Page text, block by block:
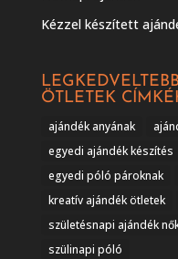
Kézzel készített
ÖTLETEK
ajándék anyának
egyedi ajándék készítés
egyedi póló pároknak
kreatív ajándék ötletek
születésnapi ajándék
szülinapi póló